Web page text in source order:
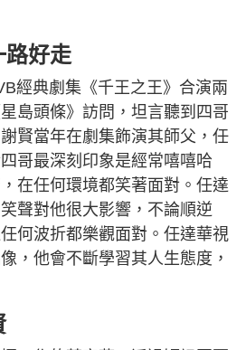
路好走
經典劇集《千王之王》合演兩
島頭條》訪問，坦言聽到四哥
賢當年在劇集飾演其師父，任
哥最深刻印象是經常嘻嘻哈
在任何環境都笑著面對。任達
聲對他很大影響，不論順逆
何波折都樂觀面對。任達華視
，他會不斷學習其人生態度，